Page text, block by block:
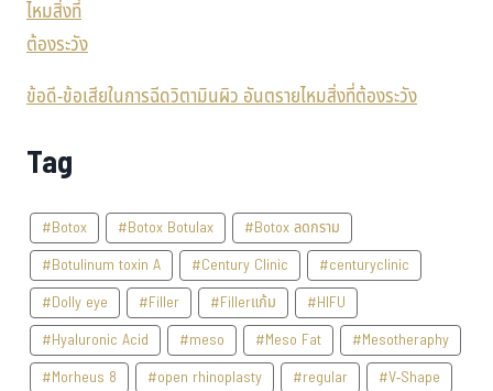
ข้อดี-ข้อเสียในการฉีดวิตามินผิว อันตรายไหมสิ่งที่ต้องระวัง
Tag
#Botox #Botox Botulax
#Botox ลดกราม
#Botulinum toxin A
#Century Clinic
#centuryclinic
#Dolly eye
#Filler #Fillerแก้ม
#HIFU
#Hyaluronic Acid
#meso #Meso Fat
#Mesotheraphy
#Morheus 8
#open rhinoplasty #regular
#V-Shape